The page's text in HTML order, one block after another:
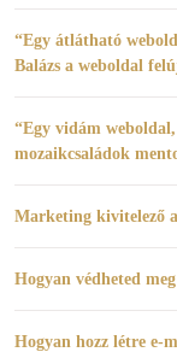
“Egy átlátható
Balázs a weboldal
“Egy vidám
mozaikcsaládok
Marketing kivitelező
Hogyan védheted
Hogyan hozz létre e-